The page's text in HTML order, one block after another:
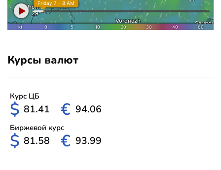
Курсы валют
Курс ЦБ
$ 81.41 € 94.06
Биржевой курс
$ 81.58 € 93.99